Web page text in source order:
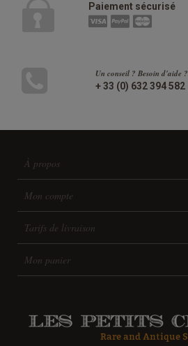
Paiement sécurisé
Un conseil ? Besoin d'aide ?
+ 33 (0) 632 394 582
À propos
Mon compte
Tarifs de livraison
Mon panier